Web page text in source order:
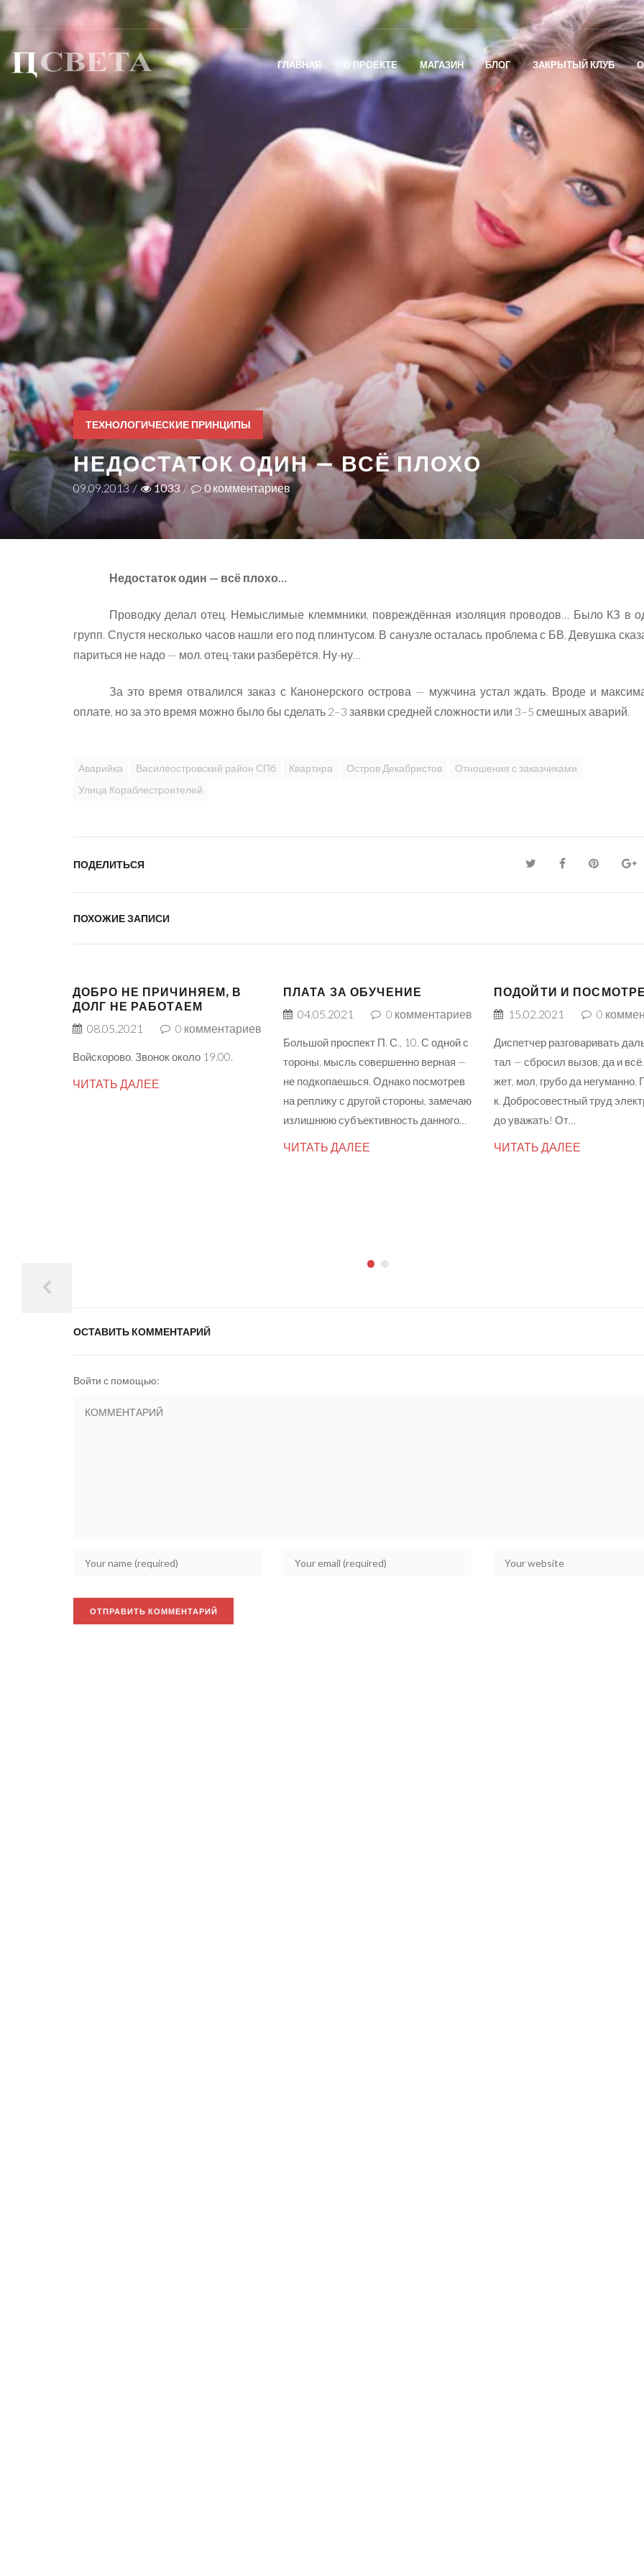
ГЛАВНАЯ О ПРОЕКТЕ МАГАЗИН БЛОГ ЗАКРЫТЫЙ КЛУБ
ТЕХНОЛОГИЧЕСКИЕ ПРИНЦИПЫ
НЕДОСТАТОК ОДИН — ВСЁ ПЛОХО
09.09.2013 / 1033 / 0 комментариев
Недостаток один — всё плохо…
Проводку делал отец. Немыслимые клеммники, повреждённая изоляция проводов… Было КЗ в
групп. Спустя несколько часов нашли его под плинтусом. В санузле осталась проблема с БВ. Девушка
париться не надо — мол, отец-таки разберётся. Ну-ну…
За это время отвалился заказ с Канонерского острова — мужчина устал ждать. Вроде и
оплате, но за это время можно было бы сделать 2–3 заявки средней сложности или 3–5 смешных аварий.
Аварийка Василеостровский район СПб Квартира Остров Декабристов
Отношения с заказчиками
Улица Кораблестроителей
ПОДЕЛИТЬСЯ
ПОХОЖИЕ ЗАПИСИ
ДОБРО НЕ ПРИЧИНЯЕМ, В
ДОЛГ НЕ РАБОТАЕМ
08.05.2021
0 комментариев
Войскорово. Звонок около 19.00.
ЧИТАТЬ ДАЛЕЕ
ПЛАТА ЗА ОБУЧЕНИЕ
04.05.2021
0 комментариев
Большой проспект П. С., 10. С одной с
тороны, мысль совершенно верная —
не подкопаешься. Однако посмотрев
на реплику с другой стороны, замечаю
излишнюю субъективность данного…
ЧИТАТЬ ДАЛЕЕ
ПОДОЙТИ И
15.02.2021
0
Диспетчер разговаривать
тал — сбросил вызов, да и
жет, мол, грубо да негуманно.
к. Добросовестный труд
до уважать! От…
ЧИТАТЬ ДАЛЕЕ
ОСТАВИТЬ КОММЕНТАРИЙ
Войти с помощью: